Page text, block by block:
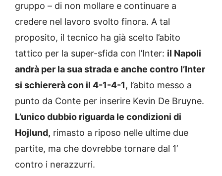
gruppo – di non mollare e continuare a
credere nel lavoro svolto finora. A tal
proposito, il tecnico ha già scelto l’abito
tattico per la super-sfida con l’Inter: il Napoli
andrà per la sua strada e anche contro l’Inter
si schiererà con il 4-1-4-1, l’abito messo a
punto da Conte per inserire Kevin De Bruyne.
L’unico dubbio riguarda le condizioni di
Hojlund, rimasto a riposo nelle ultime due
partite, ma che dovrebbe tornare dal 1’
contro i nerazzurri.